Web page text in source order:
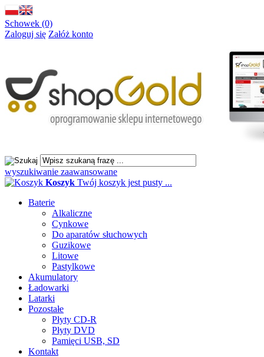
Schowek (0)
Zaloguj się Załóż konto
wyszukiwanie zaawansowane
Koszyk Twój koszyk jest pusty ...
Baterie
Alkaliczne
Cynkowe
Do aparatów słuchowych
Guzikowe
Litowe
Pastylkowe
Akumulatory
Ładowarki
Latarki
Pozostałe
Płyty CD-R
Płyty DVD
Pamięci USB, SD
Kontakt